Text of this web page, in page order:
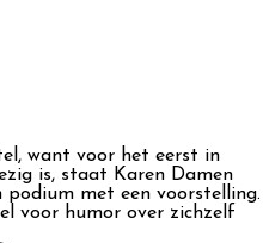
want voor het eerst in
is, staat Karen Damen
podium met een voorstelling.
voor humor over zichzelf